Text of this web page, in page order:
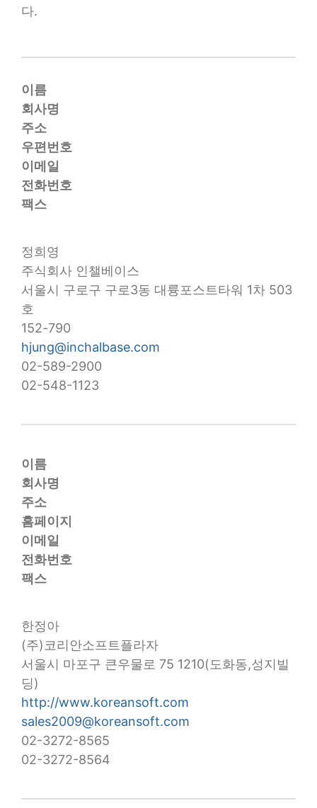
다.
이름
회사명
주소
우편번호
이메일
전화번호
팩스
정희영
주식회사 인챌베이스
서울시 구로구 구로3동 대륭포스트타워 1차 503
호
152-790
hjung@inchalbase.com
02-589-2900
02-548-1123
이름
회사명
주소
홈페이지
이메일
전화번호
팩스
한정아
(주)코리안소프트플라자
서울시 마포구 큰우물로 75 1210(도화동,성지빌
딩)
http://www.koreansoft.com
sales2009@koreansoft.com
02-3272-8565
02-3272-8564